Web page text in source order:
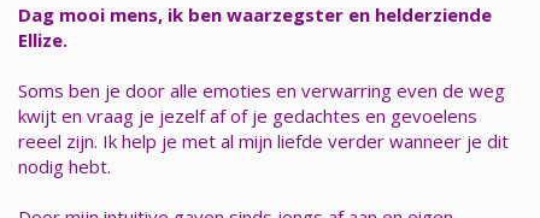
Dag mooi mens, ik ben waarzegster en helderziende
Ellize.
Soms ben je door alle emoties en verwarring even de weg
kwijt en vraag je jezelf af of je gedachtes en gevoelens
reeel zijn. Ik help je met al mijn liefde verder wanneer je dit
nodig hebt.